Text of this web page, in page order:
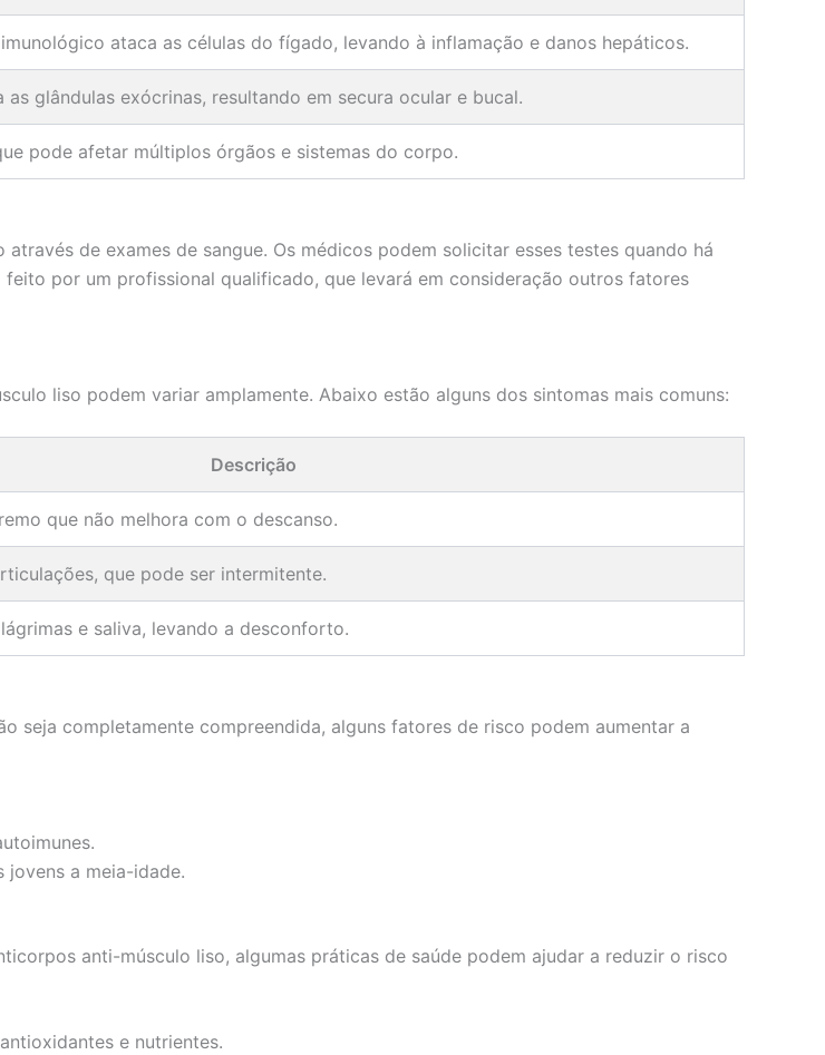
ataca as células do fígado, levando à inflamação e danos hepáticos.
glândulas exócrinas, resultando em secura ocular e bucal.
pode afetar múltiplos órgãos e sistemas do corpo.
de exames de sangue. Os médicos podem solicitar esses testes quando há
por um profissional qualificado, que levará em consideração outros fatores
liso podem variar amplamente. Abaixo estão alguns dos sintomas mais comuns:
Descrição
que não melhora com o descanso.
que pode ser intermitente.
e saliva, levando a desconforto.
seja completamente compreendida, alguns fatores de risco podem aumentar a
jovens a meia-idade.
anti-músculo liso, algumas práticas de saúde podem ajudar a reduzir o risco
e nutrientes.